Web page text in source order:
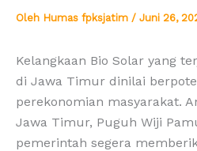
Oleh Humas fpksjatim / Juni 26,
Kelangkaan Bio Solar yang
di Jawa Timur dinilai
perekonomian masyarakat.
Jawa Timur, Puguh Wiji
pemerintah segera